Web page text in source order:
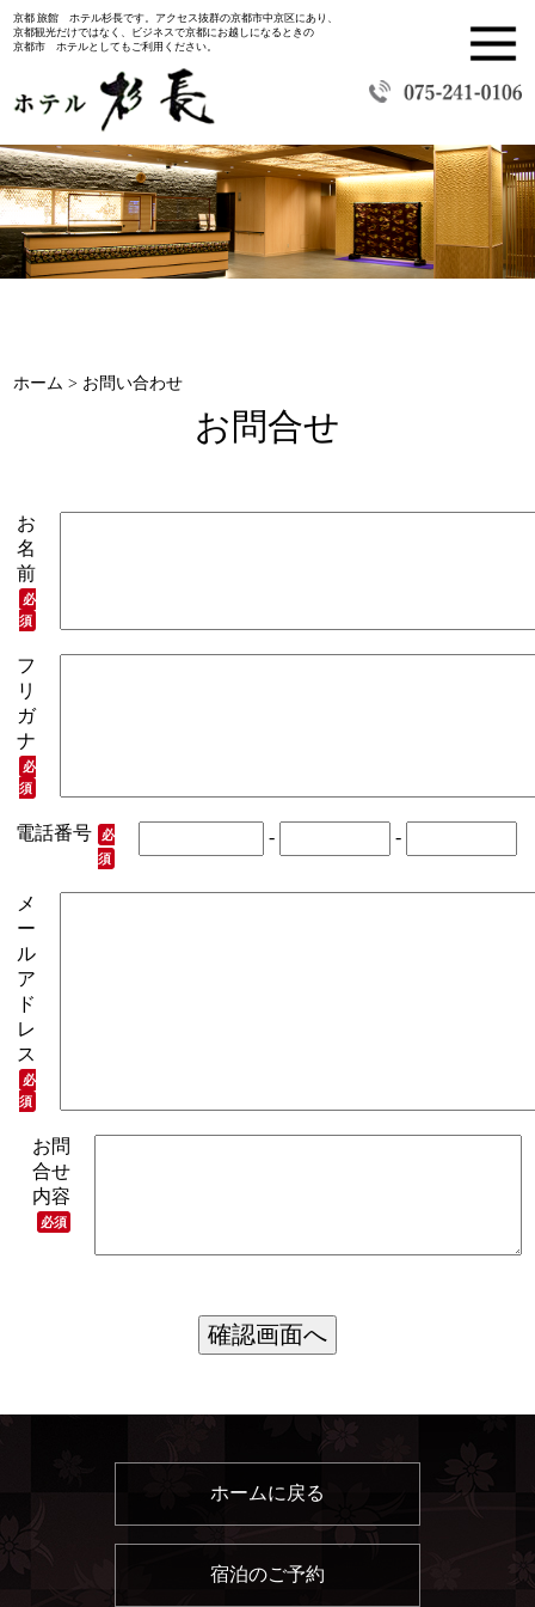
京都 旅館 ホテル杉長です。アクセス抜群の京都市中京区にあり、
京都観光だけではなく、ビジネスで京都にお越しになるときの
京都市 ホテルとしてもご利用ください。
ホーム お問い合わせ
お問合せ
お
名
前
必
須
フ
リ
ガ
ナ
必
須
電話番号
必
須
- -
メ
ー
ル
ア
ド
レ
ス
必
須
お問
合せ
内容
必須
ホームに戻る
宿泊のご予約